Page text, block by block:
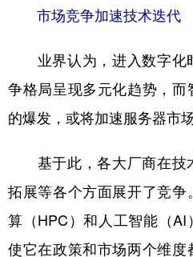
市场竞争加速技术迭代
业界认为，进入数字化
争格局呈现多元化趋势，
的爆发，或将加速服务器市
基于此，各大厂商在技
拓展等各个方面展开了竞
算（HPC）和人工智能（AI
使它在政策和市场两个维